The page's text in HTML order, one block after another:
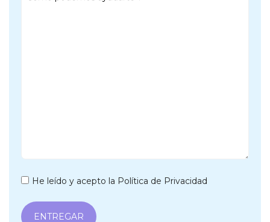
He leído y acepto la Política de Privacidad